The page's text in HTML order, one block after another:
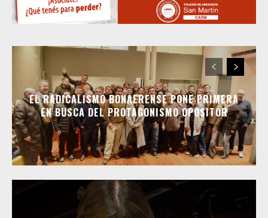
EL RADICALISMO BONAERENSE PONE PRIMERA
EN BUSCA DEL PROTAGONISMO OPOSITOR